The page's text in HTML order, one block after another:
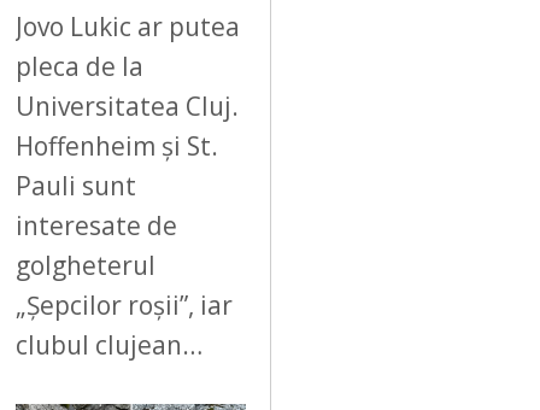
Jovo Lukic ar putea
pleca de la
Universitatea Cluj.
Hoffenheim și St.
Pauli sunt
interesate de
golgheterul
„Șepcilor roșii”, iar
clubul clujean…